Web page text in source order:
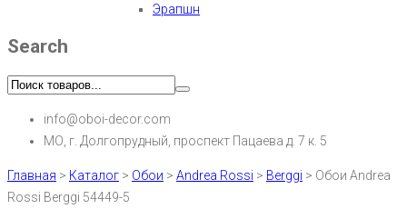
Эрапшн
Search
info@oboi-decor.com
МО, г. Долгопрудный, проспект Пацаева д. 7 к. 5
Главная > Каталог > Обои > Andrea Rossi > Berggi > Обои Andrea
Rossi Berggi 54449-5